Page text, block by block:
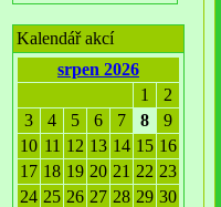
Kalendář akcí
srpen 2026
1
2
3
4 5 6 7 8
9
10 11 12 13 14 15 16
17 18 19 20 21 22 23
24 25 26 27 28 29 30